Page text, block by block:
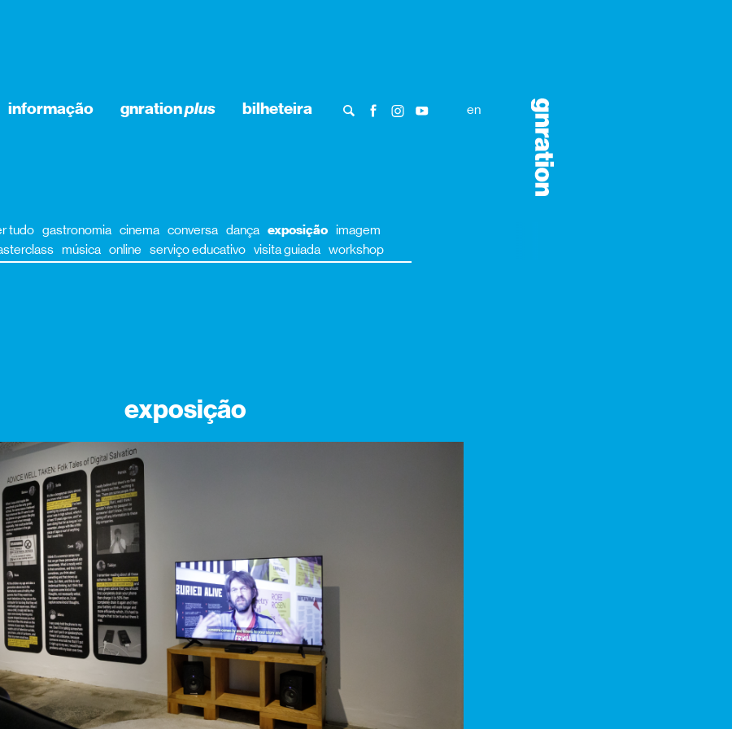
informação gnrationplus bilheteira en
tudo gastronomia cinema conversa dança exposição imagem
música online serviço educativo visita guiada workshop
exposição